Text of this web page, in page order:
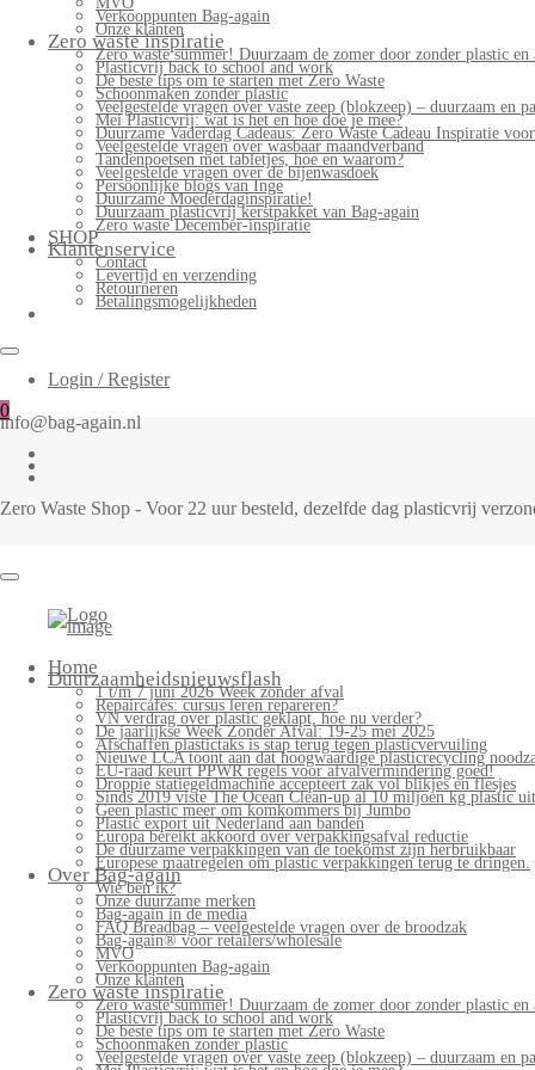
Verkooppunten Bag-again
Onze klanten
Zero waste inspiratie
Zero waste summer! Duurzaam de zomer door zonder plastic en
Plasticvrij back to school and work
De beste tips om te starten met Zero Waste
Schoonmaken zonder plastic
Veelgestelde vragen over vaste zeep (blokzeep) – duurzaam en
Mei Plasticvrij: wat is het en hoe doe je mee?
Duurzame Vaderdag Cadeaus: Zero Waste Cadeau Inspiratie
Veelgestelde vragen over wasbaar maandverband
Tandenpoetsen met tabletjes, hoe en waarom?
Veelgestelde vragen over de bijenwasdoek
Persoonlijke blogs van Inge
Duurzame Moederdaginspiratie!
Duurzaam plasticvrij kerstpakket van Bag-again
Zero waste December-inspiratie
SHOP
Klantenservice
Contact
Levertijd en verzending
Retourneren
Betalingsmogelijkheden
Login / Register
0
info@bag-again.nl
Zero Waste Shop - Voor 22 uur besteld, dezelfde dag plasticvrij
again
Primary
Menu Home
Duurzaamheidsnieuwsflash
1 t/m 7 juni 2026 Week zonder afval
Repaircafés: cursus leren repareren?
VN verdrag over plastic geklapt, hoe nu verder?
De jaarlijkse Week Zonder Afval: 19-25 mei 2025
Afschaffen plastictaks is stap terug tegen plasticvervuiling
Nieuwe LCA toont aan dat hoogwaardige plasticrecycling
EU-raad keurt PPWR regels voor afvalvermindering goed!
Droppie statiegeldmachine accepteert zak vol blikjes en flesjes
Sinds 2019 viste The Ocean Clean-up al 10 miljoen kg plastic
Geen plastic meer om komkommers bij Jumbo
Plastic export uit Nederland aan banden
Europa bereikt akkoord over verpakkingsafval reductie
De duurzame verpakkingen van de toekomst zijn herbruikbaar
Europese maatregelen om plastic verpakkingen terug te dringen.
Over Bag-again
Wie ben ik?
Onze duurzame merken
Bag-again in de media
FAQ Breadbag – veelgestelde vragen over de broodzak
Bag-again® voor retailers/wholesale
MVO
Verkooppunten Bag-again
Onze klanten
Zero waste inspiratie
Zero waste summer! Duurzaam de zomer door zonder plastic en
Plasticvrij back to school and work
De beste tips om te starten met Zero Waste
Schoonmaken zonder plastic
Veelgestelde vragen over vaste zeep (blokzeep) – duurzaam en